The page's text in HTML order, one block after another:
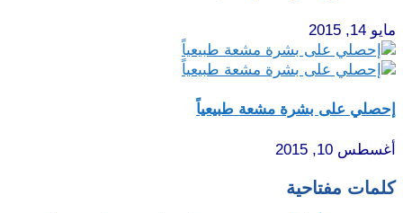
مايو 14, 2015
إحصلي على بشرة مشعة طبيعياً
أغسطس 10, 2015
كلمات مفتاحية